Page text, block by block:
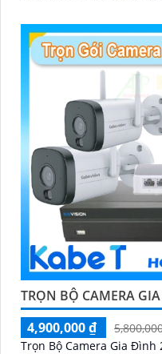
TRỌN BỘ CAMERA
4,900,000 ₫
Trọn Bộ Camera Gia